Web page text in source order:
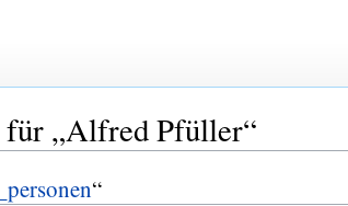
für „Alfred Pfüller“
“